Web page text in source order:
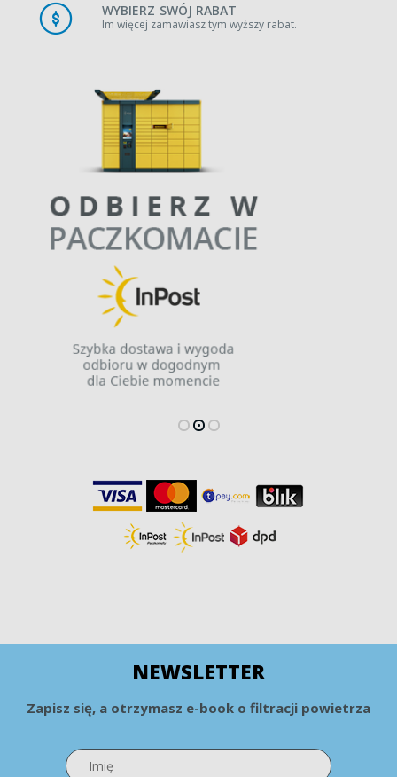
WYBIERZ SWÓJ RABAT
Im więcej zamawiasz tym wyższy rabat.
NEWSLETTER
Zapisz się, a otrzymasz e-book o filtracji powietrza